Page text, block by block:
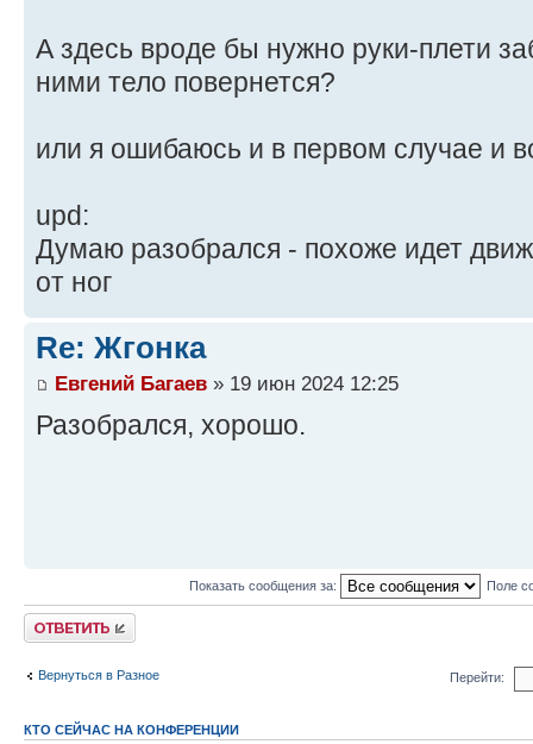
А здесь вроде бы нужно руки-плети
ними тело повернется?
или я ошибаюсь и в первом случае и
upd:
Думаю разобрался - похоже идет
от ног
Re: Жгонка
Евгений Багаев » 19 июн 2024 12:25
Разобрался, хорошо.
Показать сообщения за: Поле
Ответить
Вернуться в Разное Перейти:
КТО СЕЙЧАС НА КОНФЕРЕНЦИИ